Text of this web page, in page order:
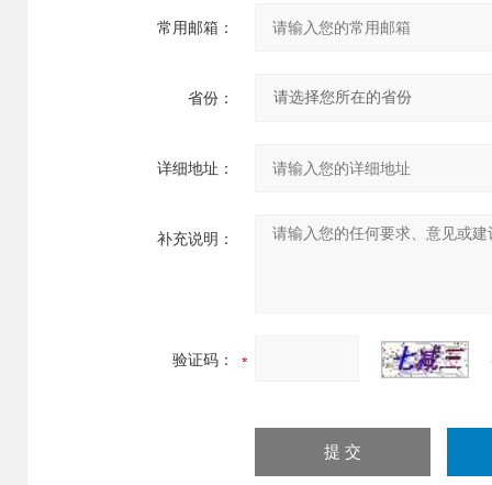
常用邮箱：
省份：
详细地址：
补充说明：
验证码：